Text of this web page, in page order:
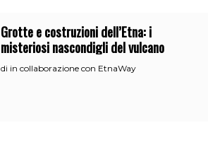
Grotte e costruzioni dell’Etna: i
misteriosi nascondigli del vulcano
di in collaborazione con EtnaWay